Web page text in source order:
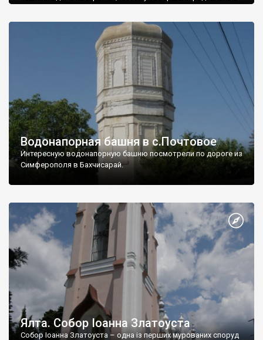
Водонапорная башня в с.Почтовое
Интересную водонапорную башню посмотрели по дороге из
Симферополя в Бахчисарай.
Ялта. Собор Іоанна Златоуста
Собор Іоанна Златоуста – одна із перших мурованих споруд